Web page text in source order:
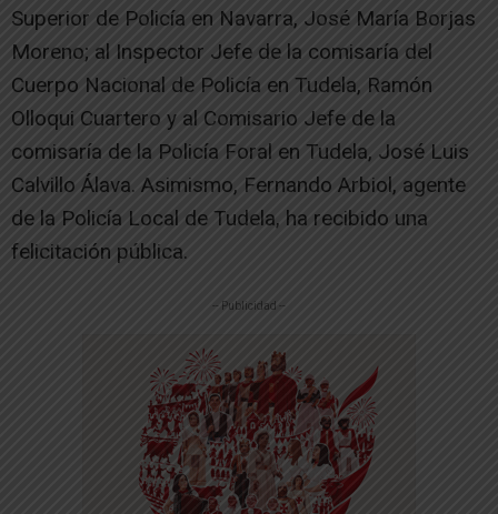
Superior de Policía en Navarra, José María Borjas
Moreno; al Inspector Jefe de la comisaría del
Cuerpo Nacional de Policía en Tudela, Ramón
Olloqui Cuartero y al Comisario Jefe de la
comisaría de la Policía Foral en Tudela, José Luis
Calvillo Álava. Asimismo, Fernando Arbiol, agente
de la Policía Local de Tudela, ha recibido una
felicitación pública.
-- Publicidad --